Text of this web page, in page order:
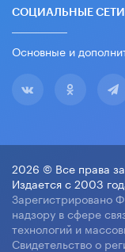
СОЦИАЛЬНЫЕ СЕТИ
Основные и
2026 © Все права
Издается с 2003
Зарегистрировано
надзору в сфере
технологий и
Свидетельство о